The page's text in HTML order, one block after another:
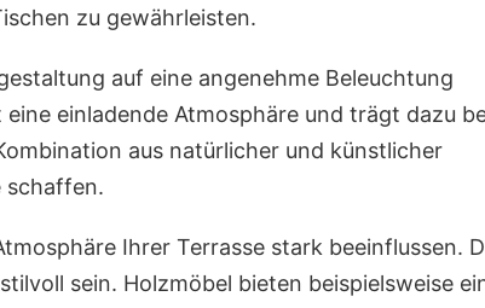
zu gewährleisten.
auf eine angenehme Beleuchtung
einladende Atmosphäre und trägt dazu
aus natürlicher und künstlicher
schaffen.
Ihrer Terrasse stark beeinflussen.
sein. Holzmöbel bieten beispielsweise